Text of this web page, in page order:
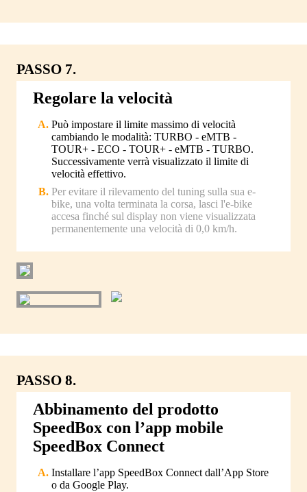
PASSO 7.
Regolare la velocità
Può impostare il limite massimo di velocità
cambiando le modalità: TURBO - eMTB -
TOUR+ - ECO - TOUR+ - eMTB - TURBO.
Successivamente verrà visualizzato il limite di
velocità effettivo.
Per evitare il rilevamento del tuning sulla sua e-
bike, una volta terminata la corsa, lasci l'e-bike
accesa finché sul display non viene visualizzata
permanentemente una velocità di 0,0 km/h.
PASSO 8.
Abbinamento del prodotto
SpeedBox con l’app mobile
SpeedBox Connect
Installare l’app SpeedBox Connect dall’App Store
o da Google Play.